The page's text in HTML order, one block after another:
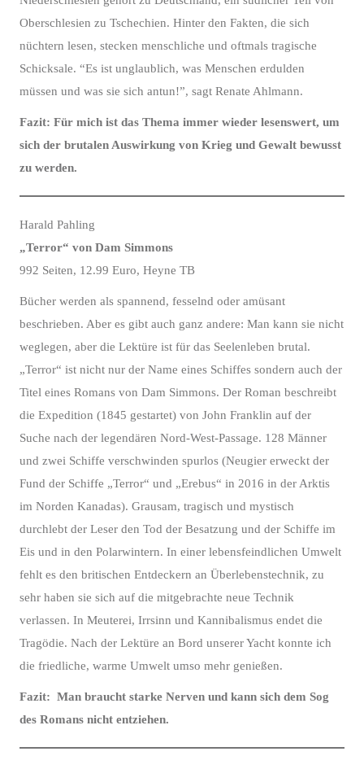
Oberschlesien zu Tschechien. Hinter den Fakten, die sich
nüchtern lesen, stecken menschliche und oftmals tragische
Schicksale. “Es ist unglaublich, was Menschen erdulden
müssen und was sie sich antun!”, sagt Renate Ahlmann.
Fazit: Für mich ist das Thema immer wieder lesenswert, um
sich der brutalen Auswirkung von Krieg und Gewalt bewusst
zu werden.
Harald Pahling
„Terror“ von Dam Simmons
992 Seiten, 12.99 Euro, Heyne TB
Bücher werden als spannend, fesselnd oder amüsant
beschrieben. Aber es gibt auch ganz andere: Man kann sie nicht
weglegen, aber die Lektüre ist für das Seelenleben brutal.
„Terror“ ist nicht nur der Name eines Schiffes sondern auch der
Titel eines Romans von Dam Simmons. Der Roman beschreibt
die Expedition (1845 gestartet) von John Franklin auf der
Suche nach der legendären Nord-West-Passage. 128 Männer
und zwei Schiffe verschwinden spurlos (Neugier erweckt der
Fund der Schiffe „Terror“ und „Erebus“ in 2016 in der Arktis
im Norden Kanadas). Grausam, tragisch und mystisch
durchlebt der Leser den Tod der Besatzung und der Schiffe im
Eis und in den Polarwintern. In einer lebensfeindlichen Umwelt
fehlt es den britischen Entdeckern an Überlebenstechnik, zu
sehr haben sie sich auf die mitgebrachte neue Technik
verlassen. In Meuterei, Irrsinn und Kannibalismus endet die
Tragödie. Nach der Lektüre an Bord unserer Yacht konnte ich
die friedliche, warme Umwelt umso mehr genießen.
Fazit: Man braucht starke Nerven und kann sich dem Sog
des Romans nicht entziehen.